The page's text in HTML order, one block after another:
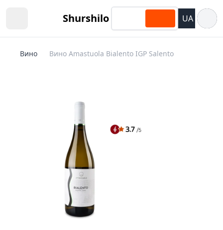
Shurshilo UA
Вино Вино Amastuola Bialento IGP Salento